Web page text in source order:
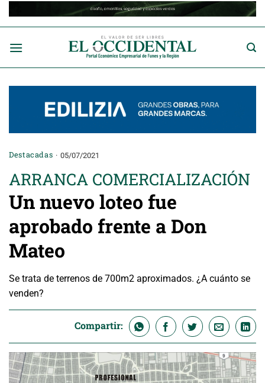
Destacadas 05/07/2021
ARRANCA COMERCIALIZACIÓN
Un nuevo loteo fue
aprobado frente a Don
Mateo
Se trata de terrenos de 700m2 aproximados. ¿A cuánto se
venden?
Compartir: